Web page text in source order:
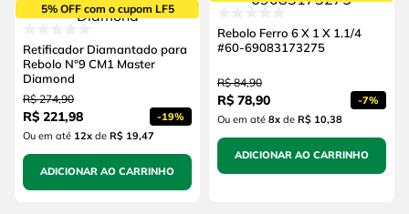
5% OFF com o cupom LF5
Retificador Diamantado para
Rebolo N°9 CM1 Master
Diamond
R$ 274,90
R$ 221,98 -19%
Ou em até 12xde R$ 19,47
ADICIONAR AO CARRINHO
Rebolo Ferro 6 X 1 X 1.1/4
#60-69083173275
R$ 84,90
R$ 78,90 -7%
Ou em até 8xde R$ 10,38
ADICIONAR AO CARRINHO